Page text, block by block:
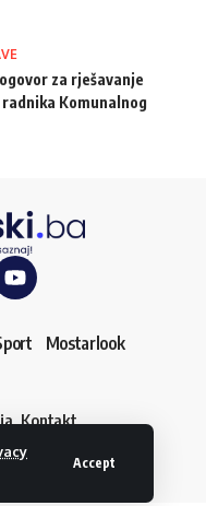
Accept
za rješavanje
Komunalnog
Mostarlook
Kontakt
pridržana